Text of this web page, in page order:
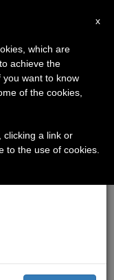
×
la pausa
de verano
también el
x
which are
achieve the
you want to know
of the cookies,
clicking a link or
to the use of cookies.